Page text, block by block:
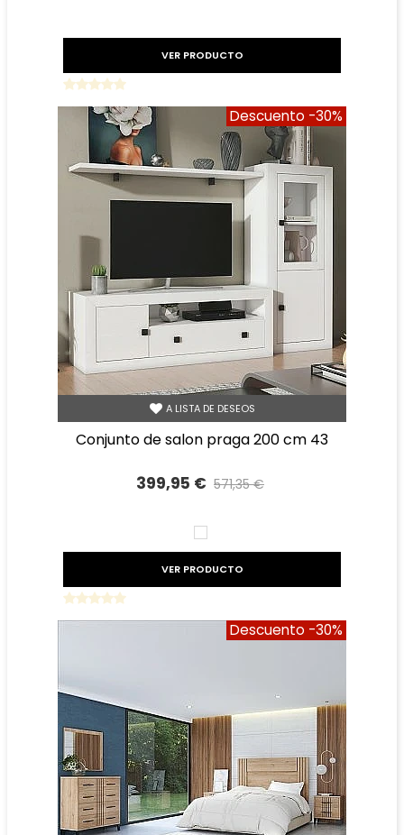
VER PRODUCTO
Descuento -30%
A LISTA DE DESEOS
conjunto de salon praga 200 cm 43
399,95 € 571,35 €
BLANCO
VER PRODUCTO
Descuento -30%